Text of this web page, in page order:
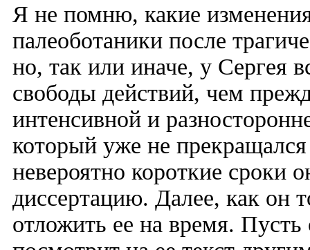
Я не помню, какие
палеоботаники после
но, так или иначе, у Сергея
свободы действий, чем
интенсивной и
который уже не
невероятно короткие сроки
диссертацию. Далее, как он
отложить ее на время.